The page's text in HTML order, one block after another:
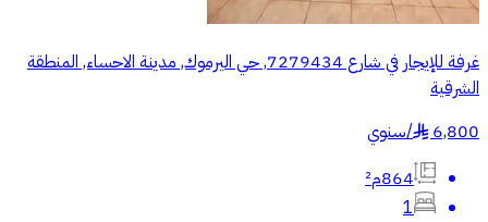
غرفة للإيجار في شارع 7279434, حي اليرموك, مدينة الاحساء, المنطقة
الشرقية
6,800
§
/سنوي
864م²
1